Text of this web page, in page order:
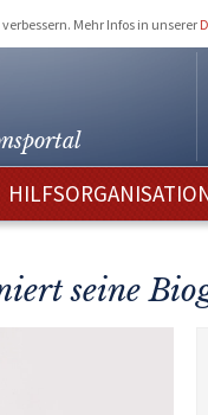
Mehr Infos in unserer
seine